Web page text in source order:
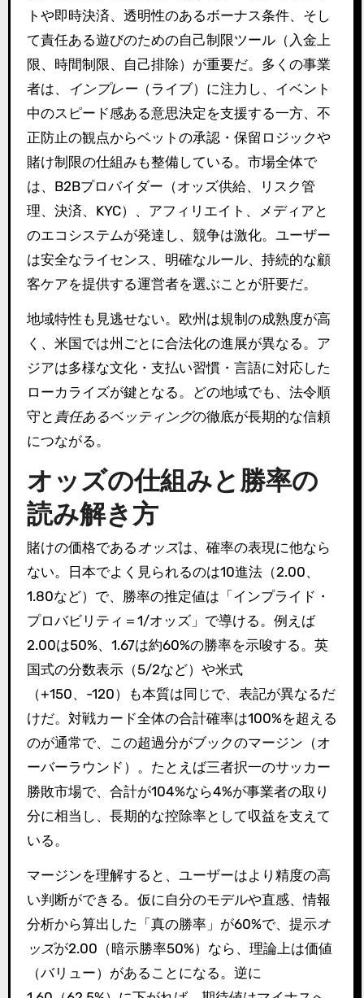
トや即時決済、透明性のあるボーナス条件、そし
て責任ある遊びのための自己制限ツール（入金上
限、時間制限、自己排除）が重要だ。多くの事業
者は、
インプレー（ライブ）に注力し、イベント
中のスピード感ある意思決定を支援する一方、不
正防止の観点からベットの承認・保留ロジックや
賭け制限の仕組みも整備している。市場全体で
は、B2Bプロバイダー（オッズ供給、リスク管
理、決済、KYC）、アフィリエイト、メディアと
のエコシステムが発達し、競争は激化。ユーザー
は安全なライセンス、明確なルール、持続的な顧
客ケアを提供する運営者を選ぶことが肝要だ。
地域特性も見逃せない。欧州は規制の成熟度が高
く、米国では州ごとに合法化の進展が異なる。ア
ジアは多様な文化・支払い習慣・言語に対応した
ローカライズが鍵となる。どの地域でも、法令順
守と 責任あるベッティングの徹底が長期的な信頼
につながる。
オッズの仕組みと勝率の
読み解き方
賭けの価格であるオッズは、確率の表現に他なら
ない。日本でよく見られるのは10進法（2.00、
1.80など）で、勝率の推定値は「インプライド・
プロバビリティ＝1/オッズ」で導ける。例えば
2.00は50%、1.67は約60%の勝率を示唆する。英
国式の分数表示（5/2など）や米式
（+150、-120）も本質は同じで、表記が異なるだ
けだ。対戦カード全体の合計確率は100%を超える
のが通常で、この超過分がブックのマージン（オ
ーバーラウンド）。たとえば三者択一のサッカー
勝敗市場で、合計が104%なら4%が事業者の取り
分に相当し、長期的な控除率として収益を支えて
いる。
マージンを理解すると、ユーザーはより精度の高
い判断ができる。仮に自分のモデルや直感、情報
分析から算出した「真の勝率」が60%で、提示オ
ッズが2.00（暗示勝率50%）なら、理論上は価値
（バリュー）があることになる。逆に